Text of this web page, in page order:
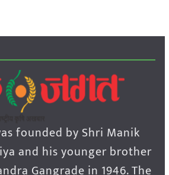
founded by Shri Manik
and his younger brother
Gangrade in 1946. The